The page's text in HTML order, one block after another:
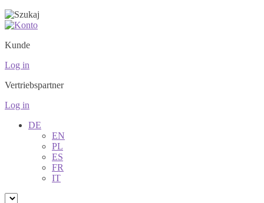
Kunde
Log in
Vertriebspartner
Log in
DE
EN
PL
ES
FR
IT